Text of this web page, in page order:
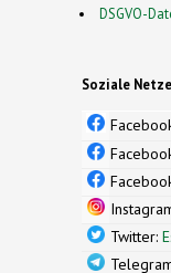
DSGVO-
Soziale
Twitter: